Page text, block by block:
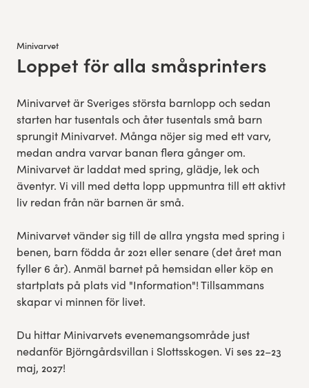
Minivarvet
:Loppet för alla småsprinters
Minivarvet är Sveriges största barnlopp och sedan
starten har tusentals och åter tusentals små barn
sprungit Minivarvet. Många nöjer sig med ett varv,
medan andra varvar banan flera gånger om.
Minivarvet är laddat med spring, glädje, lek och
äventyr. Vi vill med detta lopp uppmuntra till ett aktivt
liv redan från när barnen är små.
Minivarvet vänder sig till de allra yngsta med spring i
benen, barn födda år 2021 eller senare (det året man
fyller 6 år). Anmäl barnet på hemsidan eller köp en
startplats på plats vid "Information"! Tillsammans
skapar vi minnen för livet.
Du hittar Minivarvets evenemangsområde just
nedanför Björngårdsvillan i Slottsskogen. Vi ses 22–23
maj, 2027!